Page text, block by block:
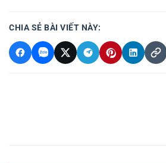
CHIA SẺ BÀI VIẾT NÀY: